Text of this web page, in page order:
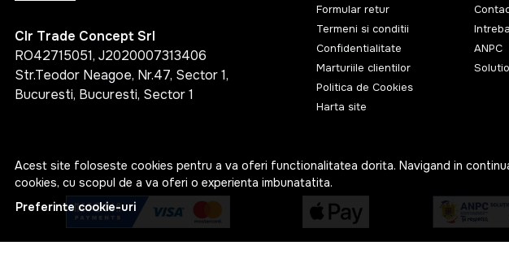
Acest site foloseste cookies pentru a va oferi functionalitatea dorita. Navigand in
cookies, cu scopul de a va oferi o experienta imbunatatita.
Preferinte cookie-uri
Clr Trade Concept Srl
RO42715051, J2020007313406
Str.Teodor Neagoe, Nr.47, Sector 1,
Bucuresti, Bucuresti, Sector 1
Formular retur
Termeni si conditii
Confidentialitate
Marturiile clientilor
Politica de Cookies
Harta site
ANPC